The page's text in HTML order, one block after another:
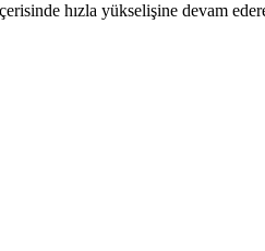
hızla yükselişine devam